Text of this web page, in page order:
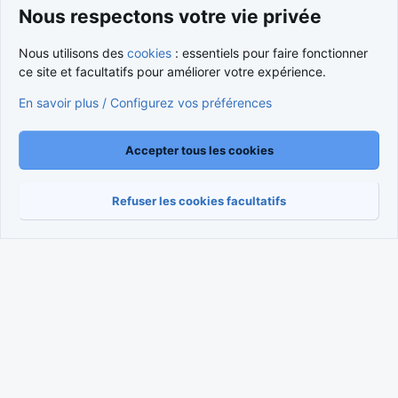
Nous contacter
Conditions et règlement
Traduction française parXenForo FR|Media embeds via s9e/MediaSites
Nous respectons votre vie privée
Nous utilisons des cookies : essentiels pour faire fonctionner
ce site et facultatifs pour améliorer votre expérience.
En savoir plus / Configurez vos préférences
Accepter tous les cookies
Refuser les cookies facultatifs